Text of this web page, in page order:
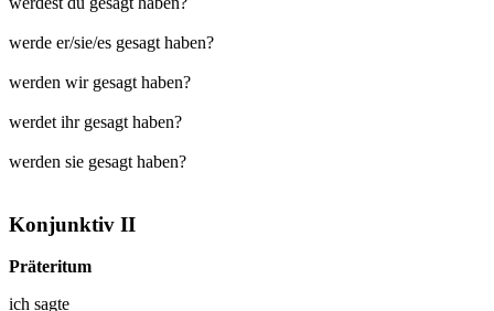
werde er/sie/es gesagt haben?
werden wir gesagt haben?
werdet ihr gesagt haben?
werden sie gesagt haben?
Konjunktiv II
Präteritum
ich sagte